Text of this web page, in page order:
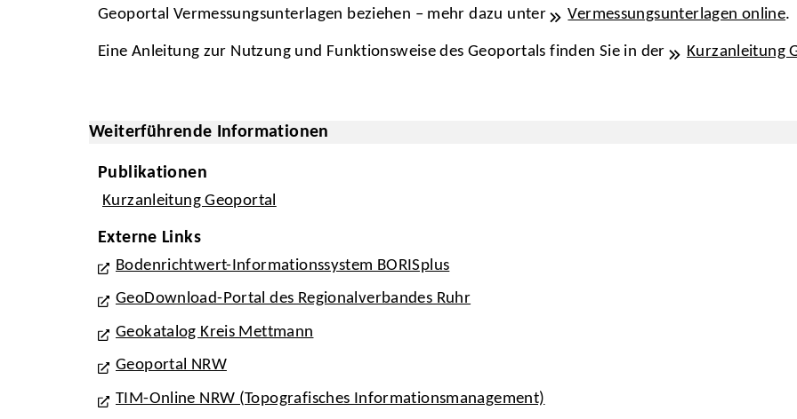
Geoportal Vermessungsunterlagen beziehen – mehr dazu unter
Vermessungsunterlagen online.
Eine Anleitung zur Nutzung und Funktionsweise des Geoportals finden Sie in der Kurzanleitung
Weiterführende Informationen
Publikationen
Kurzanleitung Geoportal
Externe Links
Bodenrichtwert-Informationssystem BORISplus
GeoDownload-Portal des Regionalverbandes Ruhr
Geokatalog Kreis Mettmann
Geoportal NRW
TIM-Online NRW (Topografisches Informationsmanagement)